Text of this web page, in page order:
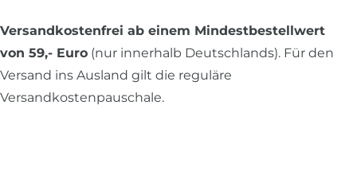
Versandkostenfrei ab einem Mindestbestellwert
von 59,- Euro (nur innerhalb Deutschlands). Für den
Versand ins Ausland gilt die reguläre
Versandkostenpauschale.